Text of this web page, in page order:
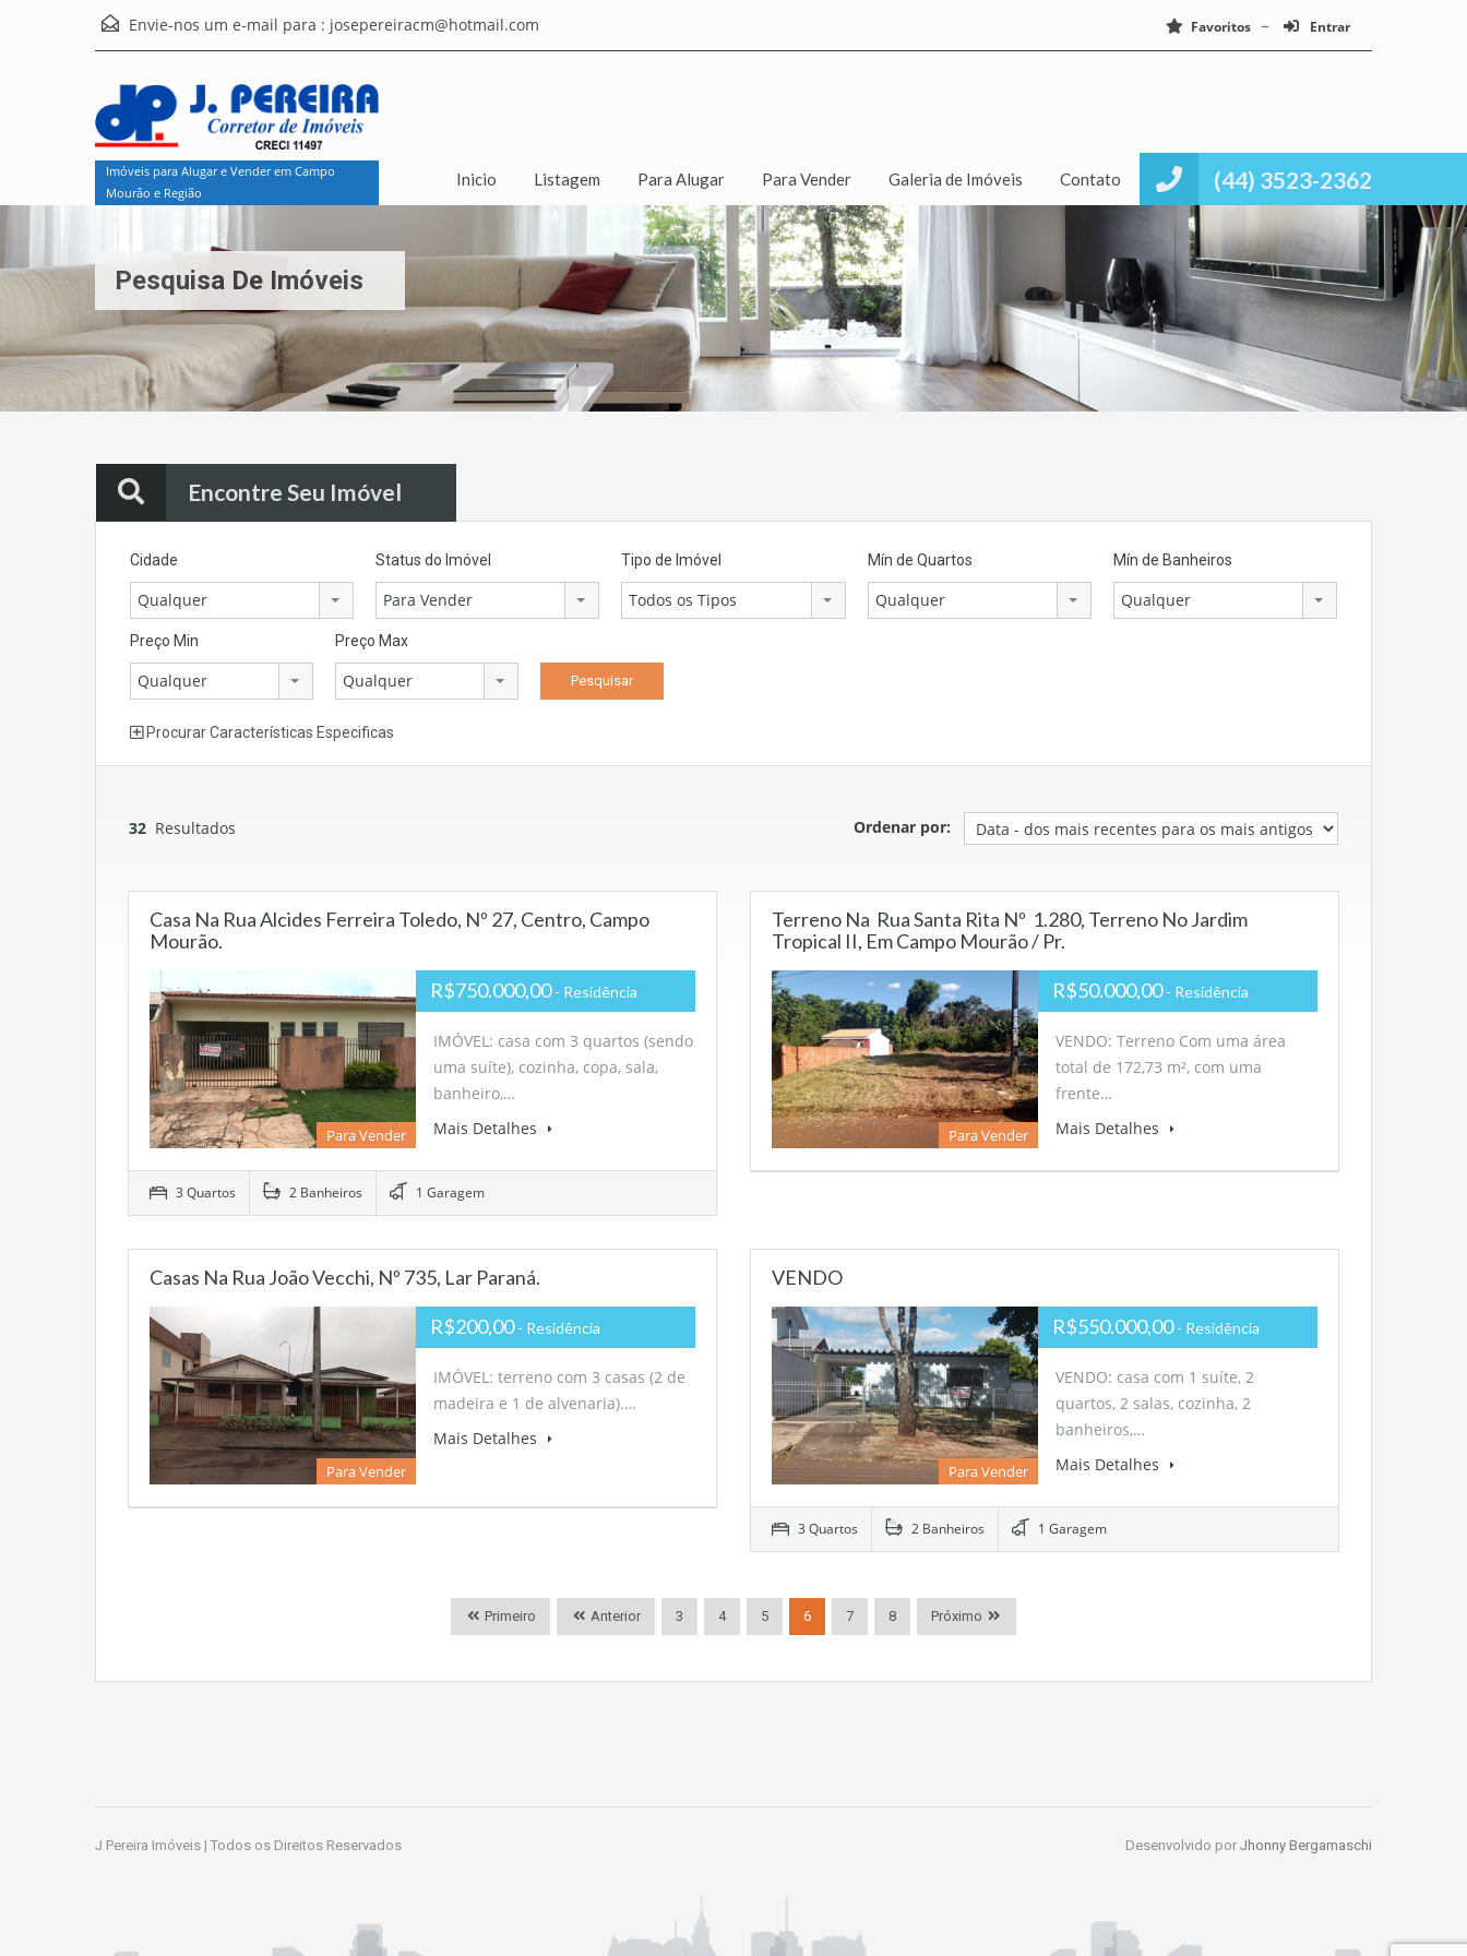
Envie-nos um e-mail para : josepereiracm@hotmail.com Favoritos Entrar
Imóveis para Alugar e Vender em Campo
Mourão e Região
(44) 3523-2362
Inicio Listagem Para Alugar Para Vender Galeria de Imóveis Contato
Pesquisa De Imóveis
Encontre Seu Imóvel
Cidade
Qualquer
Status do Imóvel
Para Vender
Tipo de Imóvel
Todos os Tipos
Mín de Quartos
Qualquer
Mín de Banheiros
Qualquer
Preço Min
Qualquer
Preço Max
Qualquer
Procurar Características Especificas
32 Resultados Ordenar por:
Casa Na Rua Alcides Ferreira Toledo, Nº 27, Centro, Campo
Mourão.
Para Vender
R$750.000,00- Residência
IMÓVEL: casa com 3 quartos (sendo
uma suíte), cozinha, copa, sala,
banheiro,…
Mais Detalhes
3 Quartos 2 Banheiros 1 Garagem
Terreno Na Rua Santa Rita Nº 1.280, Terreno No Jardim
Tropical II, Em Campo Mourão / Pr.
Para Vender
R$50.000,00- Residência
VENDO: Terreno Com uma área
total de 172,73 m², com uma
frente…
Mais Detalhes
Casas Na Rua João Vecchi, Nº 735, Lar Paraná.
Para Vender
R$200,00- Residência
IMÓVEL: terreno com 3 casas (2 de
madeira e 1 de alvenaria).…
Mais Detalhes
VENDO
Para Vender
R$550.000,00- Residência
VENDO: casa com 1 suíte, 2
quartos, 2 salas, cozinha, 2
banheiros,…
Mais Detalhes
3 Quartos 2 Banheiros 1 Garagem
Primeiro Anterior 3 4 5 6 7 8 Próximo
J Pereira Imóveis | Todos os Direitos Reservados Desenvolvido por Jhonny Bergamaschi